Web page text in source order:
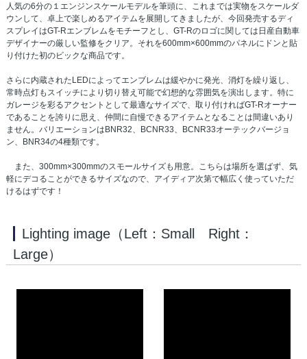
人気の6分の１エンジンスケールモデルを筆頭に、これまでは実物をスケールダ
ウンして、卓上で楽しめるアイテムを展開してきましたが、今回発売するディ
スプレイはGT-Rエンブレムをモチーフとし、GT-Rのロゴに関しては日産自動車
デザイナーの厳しい監修をクリア。それを600mm×600mmのパネルにドンと貼
り付けた初のビックな商品です。
さらに内蔵されたLEDによってエンブレムは緩やかに発光、消灯を繰り返し、
常時点灯もスイッチにより切り替え可能で幻想的な雰囲気を演出します。特に
ガレージを彩るアクセントとして最適なサイズで、取り付ければGT-Rオーナー
であることを誇りに思え、仲間に自慢できるアイテムとなることは間違いあり
ません。バリエーションはBNR32、BCNR33、BCNR33オーテックバージョ
ン、BNR34の4種類です。
また、300mm×300mmのスモールサイズも用意。こちらは場所を選ばず、気
軽にデコることができるサイズなので、アイディア次第で幅広く使っていただ
けるはずです！
Lighting image（Left：Small Right：
Large）